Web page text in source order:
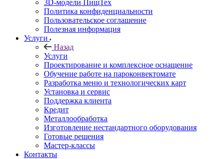
3D-модели ПищТех
Политика конфиденциальности
Пользовательское соглашение
Полезная информация
Услуги
Назад
Услуги
Проектирование и комплексное оснащение
Обучение работе на пароконвектомате
Разработка меню и технологических карт
Установка и сервис
Поддержка клиента
Кредит
Металлообработка
Изготовление нестандартного оборудования
Готовые решения
Мастер-классы
Контакты